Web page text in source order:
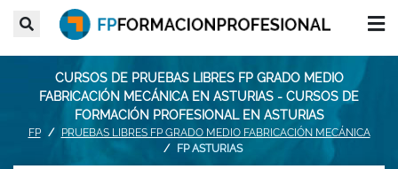
CURSOS DE PRUEBAS LIBRES FP GRADO MEDIO
FABRICACIÓN MECÁNICA EN ASTURIAS - CURSOS DE
FORMACIÓN PROFESIONAL EN ASTURIAS
FP
PRUEBAS LIBRES FP GRADO MEDIO FABRICACIÓN MECÁNICA
FP ASTURIAS